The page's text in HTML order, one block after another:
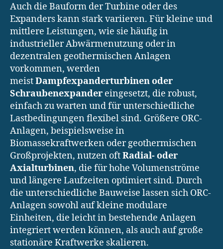
Auch die Bauform der Turbine oder des
Expanders kann stark variieren. Für kleine und
mittlere Leistungen, wie sie häufig in
industrieller Abwärmenutzung oder in
dezentralen geothermischen Anlagen
vorkommen, werden
meistDampfexpanderturbinen oder
Schraubenexpander eingesetzt, die robust,
einfach zu warten und für unterschiedliche
Lastbedingungen flexibel sind. Größere ORC-
Anlagen, beispielsweise in
Biomassekraftwerken oder geothermischen
Großprojekten, nutzen oftRadial- oder
Axialturbinen, die für hohe Volumenströme
und längere Laufzeiten optimiert sind. Durch
die unterschiedliche Bauweise lassen sich ORC-
Anlagen sowohl auf kleine modulare
Einheiten, die leicht in bestehende Anlagen
integriert werden können, als auch auf große
stationäre Kraftwerke skalieren.